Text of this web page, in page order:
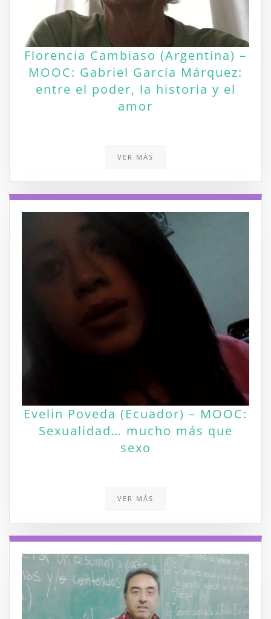
Florencia Cambiaso (Argentina) –
MOOC: Gabriel García Márquez:
entre el poder, la historia y el
amor
VER MÁS
Evelin Poveda (Ecuador) – MOOC:
Sexualidad… mucho más que
sexo
VER MÁS